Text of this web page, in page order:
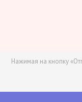
Нажимая на кнопку